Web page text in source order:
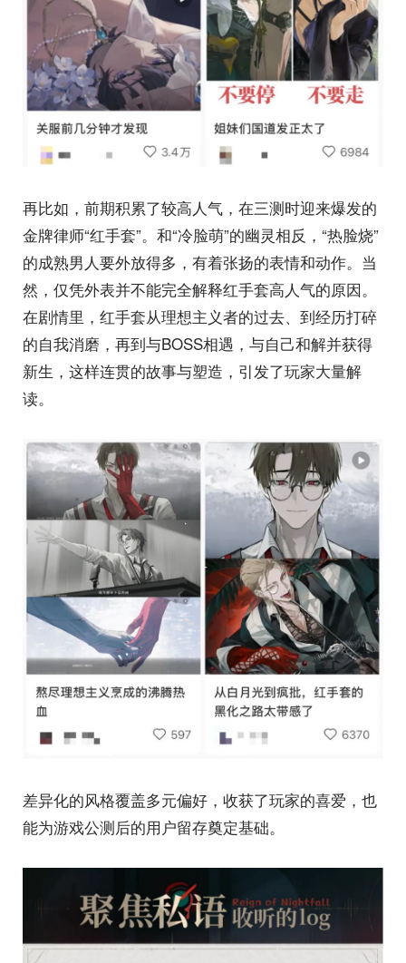
再比如，前期积累了较高人气，在三测时迎来爆发的
金牌律师“红手套”。和“冷脸萌”的幽灵相反，“热脸烧”
的成熟男人要外放得多，有着张扬的表情和动作。当
然，仅凭外表并不能完全解释红手套高人气的原因。
在剧情里，红手套从理想主义者的过去、到经历打碎
的自我消磨，再到与BOSS相遇，与自己和解并获得
新生，这样连贯的故事与塑造，引发了玩家大量解
读。
差异化的风格覆盖多元偏好，收获了玩家的喜爱，也
能为游戏公测后的用户留存奠定基础。